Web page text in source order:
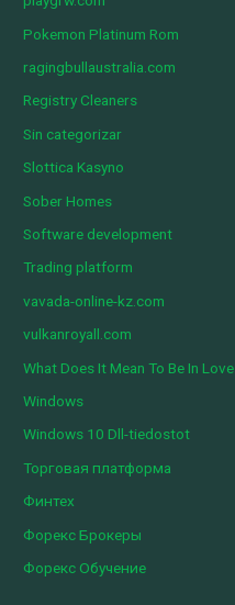
Pokemon Platinum Rom
ragingbullaustralia.com
Registry Cleaners
Sin categorizar
Slottica Kasyno
Sober Homes
Software development
Trading platform
vavada-online-kz.com
vulkanroyall.com
What Does It Mean To Be In Love
Windows
Windows 10 Dll-tiedostot
Торговая платформа
Финтех
Форекс Брокеры
Форекс Обучение